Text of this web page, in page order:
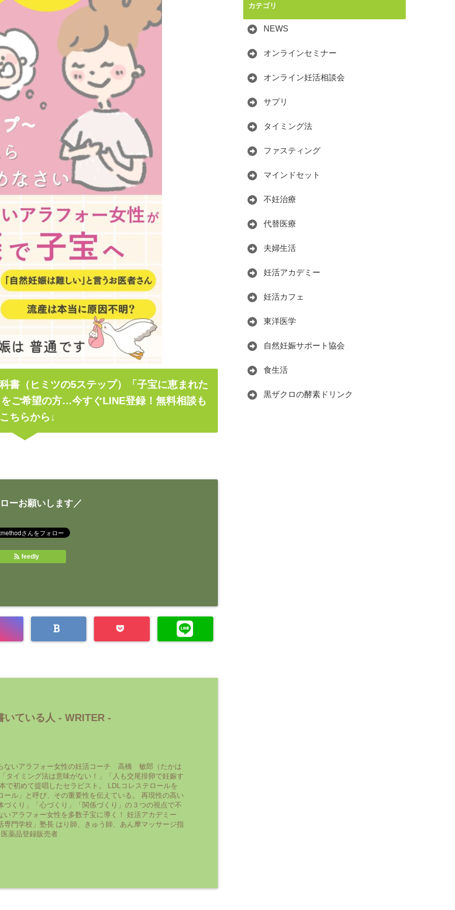
書（ヒミツの5ステップ）「子宝に恵まれた
ご希望の方…今すぐLINE登録！無料相談も
こちらから↓
ーお願いします／
feedly
いている人 - WRITER -
ないアラフォー女性の妊活コーチ 高橋 敏郎（たかは
イミング法は意味がない！」「人も交尾排卵で妊娠す
で初めて提唱したセラピスト。 LDLコレステロールを
ール」と呼び、その重要性を伝えている。 再現性の高い
づくり」「心づくり」「関係づくり」の３つの視点で不
いアラフォー女性を多数子宝に導く！ 妊活アカデミー
専門学校」塾長 はり師、きゅう師、あん摩マッサージ指
薬品登録販売者
カテゴリ
NEWS
オンラインセミナー
オンライン妊活相談会
サプリ
タイミング法
ファスティング
マインドセット
不妊治療
代替医療
夫婦生活
妊活アカデミー
妊活カフェ
東洋医学
自然妊娠サポート協会
食生活
黒ザクロの酵素ドリンク